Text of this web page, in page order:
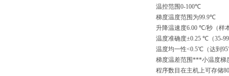
温控范围0-100℃
梯度温度范围为99.9℃
升降温速度6.00 ℃/秒（样
温度准确度±0.25 ℃（35-
温度均一性<0.5℃（达到 95
梯度温差范围***小温度梯
程序数目在主机上可存储